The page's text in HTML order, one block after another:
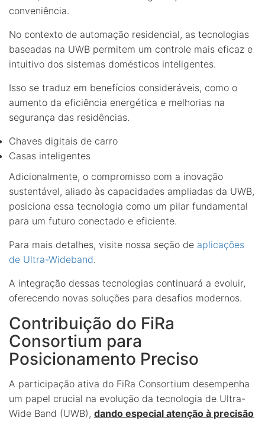
conveniência.
No contexto de automação residencial, as tecnologias
baseadas na UWB permitem um controle mais eficaz e
intuitivo dos sistemas domésticos inteligentes.
Isso se traduz em benefícios consideráveis, como o
aumento da eficiência energética e melhorias na
segurança das residências.
Chaves digitais de carro
Casas inteligentes
Adicionalmente, o compromisso com a inovação
sustentável, aliado às capacidades ampliadas da UWB,
posiciona essa tecnologia como um pilar fundamental
para um futuro conectado e eficiente.
Para mais detalhes, visite nossa seção de aplicações
de Ultra-Wideband.
A integração dessas tecnologias continuará a evoluir,
oferecendo novas soluções para desafios modernos.
Contribuição do FiRa
Consortium para
Posicionamento Preciso
A participação ativa do FiRa Consortium desempenha
um papel crucial na evolução da tecnologia de Ultra-
Wide Band (UWB), dando especial atenção à precisão